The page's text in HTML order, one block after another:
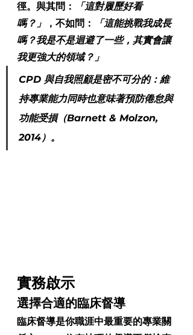
徑。與其問：
「這對履歷好看
嗎？」
，不如問：
「這能挑戰我成長
嗎？我是不是迴避了一些，其實會讓
我更強大的領域？」
CPD 與自我照顧是密不可分的：維
持專業能力同時也意味著預防倦怠與
功能受損（Barnett & Molzon,
2014）。
實務啟示
選擇合適的臨床督導
臨床督導是你職涯中最重要的專業關